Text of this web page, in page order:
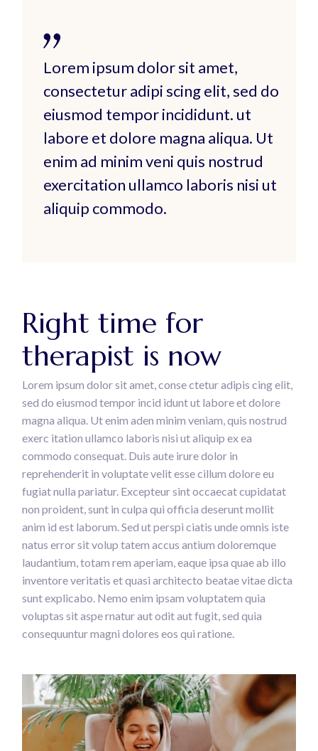
Lorem ipsum dolor sit amet,
consectetur adipi scing elit, sed do
eiusmod tempor incididunt. ut
labore et dolore magna aliqua. Ut
enim ad minim veni quis nostrud
exercitation ullamco laboris nisi ut
aliquip commodo.
Right time for
therapist is now
Lorem ipsum dolor sit amet, conse ctetur adipis cing elit,
sed do eiusmod tempor incid idunt ut labore et dolore
magna aliqua. Ut enim aden minim veniam, quis nostrud
exerc itation ullamco laboris nisi ut aliquip ex ea
commodo consequat. Duis aute irure dolor in
reprehenderit in voluptate velit esse cillum dolore eu
fugiat nulla pariatur. Excepteur sint occaecat cupidatat
non proident, sunt in culpa qui officia deserunt mollit
anim id est laborum. Sed ut perspi ciatis unde omnis iste
natus error sit volup tatem accus antium doloremque
laudantium, totam rem aperiam, eaque ipsa quae ab illo
inventore veritatis et quasi architecto beatae vitae dicta
sunt explicabo. Nemo enim ipsam voluptatem quia
voluptas sit aspe rnatur aut odit aut fugit, sed quia
consequuntur magni dolores eos qui ratione.